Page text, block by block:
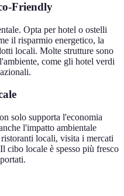
Friendly
Opta per hotel o ostelli
il risparmio energetico, la
locali. Molte strutture sono
come gli hotel verdi
solo supporta l'economia
l'impatto ambientale
locali, visita i mercati
cibo locale è spesso più fresco